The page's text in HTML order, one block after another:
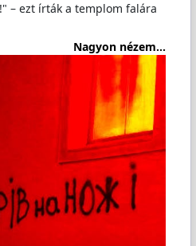
– ezt írták a templom falára
Nagyon nézem...